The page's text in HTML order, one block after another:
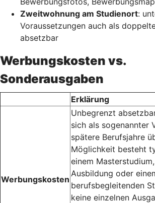
Zweitwohnung am Studienort:
Voraussetzungen auch als
absetzbar
Werbungskosten vs.
Sonderausgaben
Erklärung
Werbungskosten
Unbegrenzt
sich als sogenannter
spätere Berufsjahre
Möglichkeit besteht
einem
Ausbildung oder
berufsbegleitenden
keine einzelnen